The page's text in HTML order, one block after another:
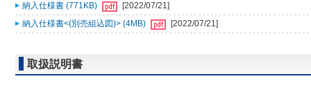
納入仕様書 (771KB)
[2022/07/21]
納入仕様書<(別売組込図)> (4MB)
[2022/07/21]
取扱説明書